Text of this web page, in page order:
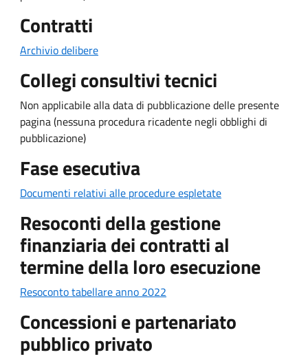
Contratti
Archivio delibere
Collegi consultivi tecnici
Non applicabile alla data di pubblicazione delle presente
pagina (nessuna procedura ricadente negli obblighi di
pubblicazione)
Fase esecutiva
Documenti relativi alle procedure espletate
Resoconti della gestione
finanziaria dei contratti al
termine della loro esecuzione
Resoconto tabellare anno 2022
Concessioni e partenariato
pubblico privato